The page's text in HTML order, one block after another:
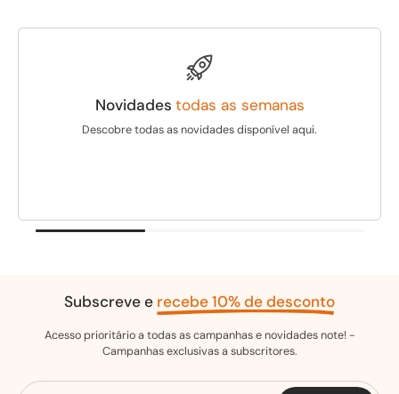
Novidades todas as semanas
Descobre todas as novidades disponível aqui.
Subscreve e recebe 10% de desconto
Acesso prioritário a todas as campanhas e novidades note! -
Campanhas exclusivas a subscritores.